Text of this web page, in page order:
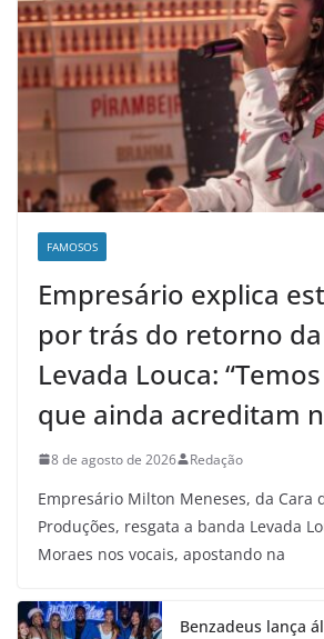
FAMOSOS
Empresário explica
por trás do retorno
Levada Louca:
que ainda acreditam
8 de agosto de 2026 Redação
Empresário Milton Meneses, da Cara
Produções, resgata a banda Levada
Moraes nos vocais, apostando na
Benzadeus lança